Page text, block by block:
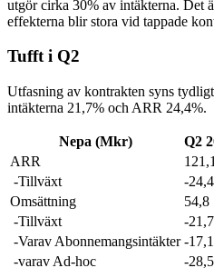
utgör cirka 30% av intäkterna. Det
effekterna blir stora vid tappade
Tufft i Q2
Utfasning av kontrakten syns
intäkterna 21,7% och ARR 24,4%.
Nepa (Mkr) Q2
ARR
121,1
-Tillväxt
-
Omsättning
54,8
-Tillväxt
-
-Varav Abonnemangsintäkter -
-varav Ad-hoc
-